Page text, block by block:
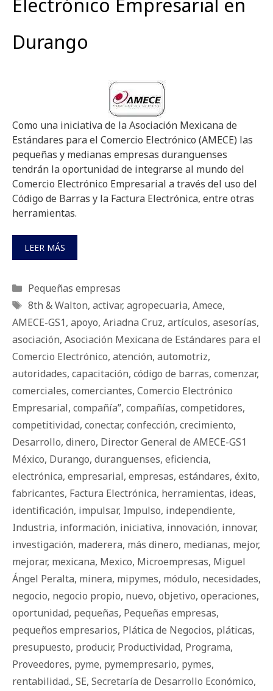
Electrónico Empresarial en
Durango
Como una iniciativa de la Asociación Mexicana de
Estándares para el Comercio Electrónico (AMECE) las
pequeñas y medianas empresas duranguenses
tendrán la oportunidad de integrarse al mundo del
Comercio Electrónico Empresarial a través del uso del
Código de Barras y la Factura Electrónica, entre otras
herramientas.
LEER MÁS
Categorías
Pequeñas empresas
Etiquetas
8th & Walton, activar, agropecuaria, Amece,
AMECE-GS1, apoyo, Ariadna Cruz, artículos, asesorí­as,
asociación, Asociación Mexicana de Estándares para el
Comercio Electrónico, atención, automotriz,
autoridades, capacitación, código de barras, comenzar,
comerciales, comerciantes, Comercio Electrónico
Empresarial, compañía”, compañías, competidores,
competitividad, conectar, confección, crecimiento,
Desarrollo, dinero, Director General de AMECE-GS1
México, Durango, duranguenses, eficiencia,
electrónica, empresarial, empresas, estándares, éxito,
fabricantes, Factura Electrónica, herramientas, ideas,
identificación, impulsar, Impulso, independiente,
Industria, información, iniciativa, innovación, innovar,
investigación, maderera, más dinero, medianas, mejor,
mejorar, mexicana, Mexico, Microempresas, Miguel
Ángel Peralta, minera, mipymes, módulo, necesidades,
negocio, negocio propio, nuevo, objetivo, operaciones,
oportunidad, pequeñas, Pequeñas empresas,
pequeños empresarios, Plática de Negocios, pláticas,
presupuesto, producir, Productividad, Programa,
Proveedores, pyme, pymempresario, pymes,
rentabilidad., SE, Secretaría de Desarrollo Económico,